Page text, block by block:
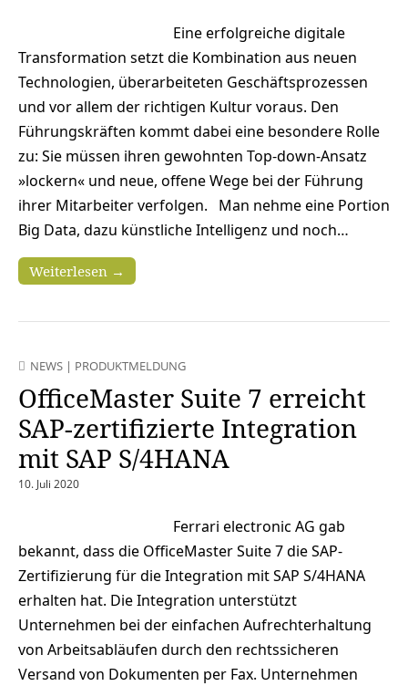
Eine erfolgreiche digitale
Transformation setzt die Kombination aus neuen
Technologien, überarbeiteten Geschäftsprozessen
und vor allem der richtigen Kultur voraus. Den
Führungskräften kommt dabei eine besondere Rolle
zu: Sie müssen ihren gewohnten Top-down-Ansatz
»lockern« und neue, offene Wege bei der Führung
ihrer Mitarbeiter verfolgen. Man nehme eine Portion
Big Data, dazu künstliche Intelligenz und noch…
Weiterlesen →
NEWS | PRODUKTMELDUNG
OfficeMaster Suite 7 erreicht
SAP-zertifizierte Integration
mit SAP S/4HANA
10. Juli 2020
Ferrari electronic AG gab
bekannt, dass die OfficeMaster Suite 7 die SAP-
Zertifizierung für die Integration mit SAP S/4HANA
erhalten hat. Die Integration unterstützt
Unternehmen bei der einfachen Aufrechterhaltung
von Arbeitsabläufen durch den rechtssicheren
Versand von Dokumenten per Fax. Unternehmen